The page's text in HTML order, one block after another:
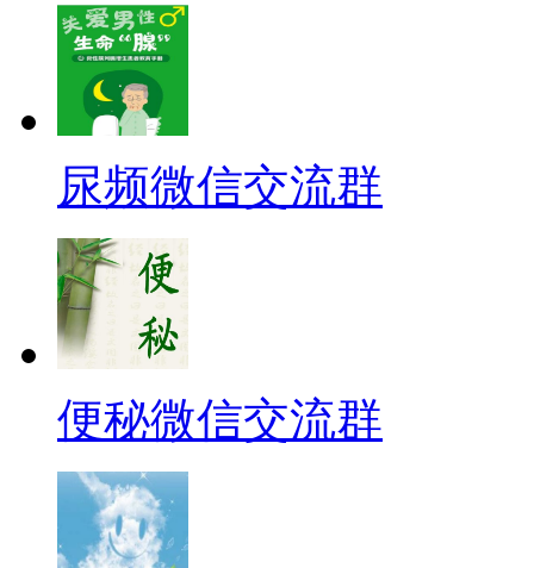
尿频微信交流群
便秘微信交流群